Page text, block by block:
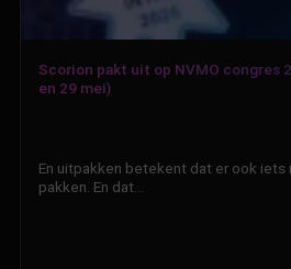
Scorion pakt uit op NVMO congres
en 29 mei)
En uitpakken betekent dat er ook iets
pakken. En dat…